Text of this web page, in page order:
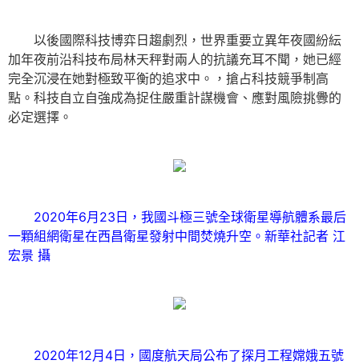
以後國際科技博弈日趨劇烈，世界重要立異年夜國紛紜
加年夜前沿科技布局林天秤對兩人的抗議充耳不聞，她已經
完全沉浸在她對極致平衡的追求中。，搶占科技競爭制高
點。科技自立自強成為捉住嚴重計謀機會、應對風險挑釁的
必定選擇。
2020年6月23日，我國斗極三號全球衛星導航體系最后
一顆組網衛星在西昌衛星發射中間焚燒升空。新華社記者 江
宏景 攝
2020年12月4日，國度航天局公布了探月工程嫦娥五號